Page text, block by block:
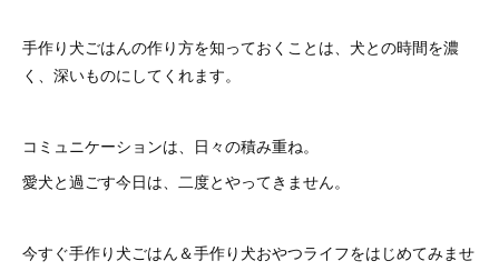
手作り犬ごはんの作り方を知っておくことは、犬との時間を濃
く、深いものにしてくれます。
コミュニケーションは、日々の積み重ね。
愛犬と過ごす今日は、二度とやってきません。
今すぐ手作り犬ごはん＆手作り犬おやつライフをはじめてみませ